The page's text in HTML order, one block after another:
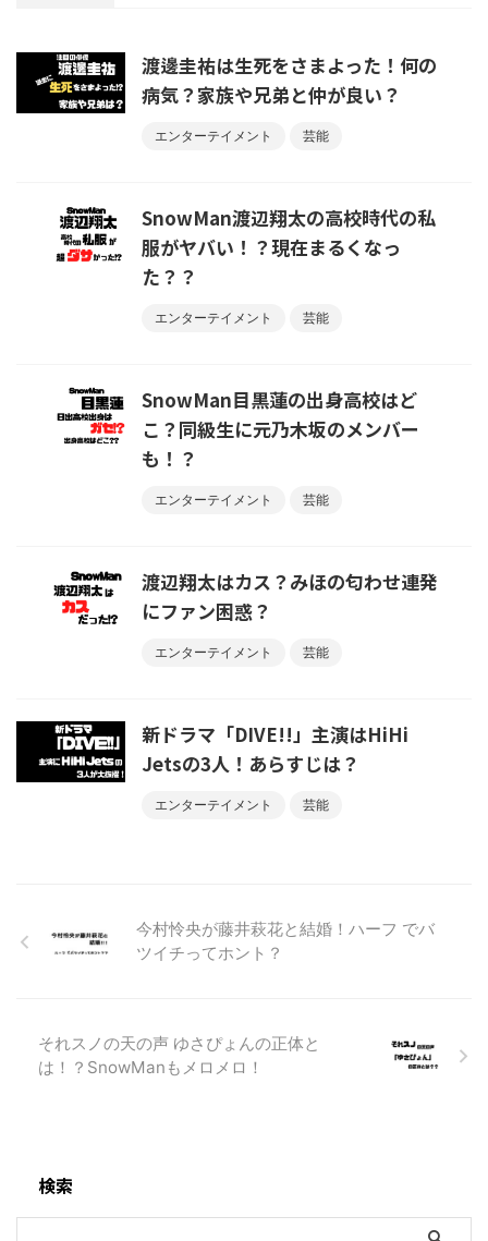
渡邊圭祐は生死をさまよった！何の
病気？家族や兄弟と仲が良い？
エンターテイメント 芸能
SnowMan渡辺翔太の高校時代の私
服がヤバい！？現在まるくなっ
た？？
エンターテイメント 芸能
SnowMan目黒蓮の出身高校はど
こ？同級生に元乃木坂のメンバー
も！？
エンターテイメント 芸能
渡辺翔太はカス？みほの匂わせ連発
にファン困惑？
エンターテイメント 芸能
新ドラマ「DIVE!!」主演はHiHi
Jetsの3人！あらすじは？
エンターテイメント 芸能
今村怜央が藤井萩花と結婚！ハーフ でバ
ツイチってホント？
それスノの天の声 ゆさぴょんの正体と
は！？SnowManもメロメロ！
検索